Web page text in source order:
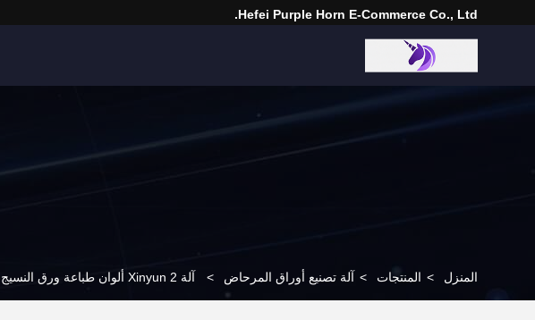
Hefei Purple Horn E-Commerce Co., Ltd.
المنزل > المنتجات > آلة تصنيع أوراق المرحاض > آلة Xinyun 2 ألوان طباعة ورق النسيج المرحاض / أجهزة صنع ملفات منشفة الورق